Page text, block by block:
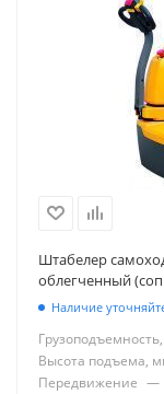
Штабелер
облегченный
Наличие
Грузоподъемность,
Высота подъема,
Передвижение —